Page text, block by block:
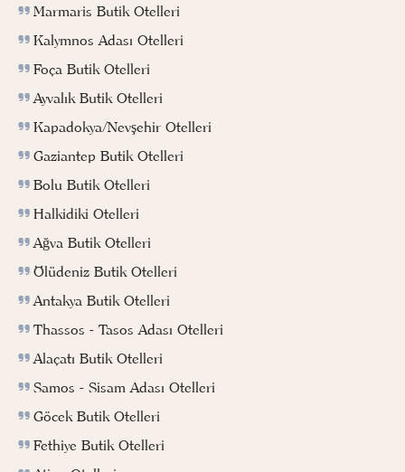
Marmaris Butik Otelleri
Kalymnos Adası Otelleri
Foça Butik Otelleri
Ayvalık Butik Otelleri
Kapadokya/Nevşehir Otelleri
Gaziantep Butik Otelleri
Bolu Butik Otelleri
Halkidiki Otelleri
Ağva Butik Otelleri
Ölüdeniz Butik Otelleri
Antakya Butik Otelleri
Thassos - Tasos Adası Otelleri
Alaçatı Butik Otelleri
Samos - Sisam Adası Otelleri
Göcek Butik Otelleri
Fethiye Butik Otelleri